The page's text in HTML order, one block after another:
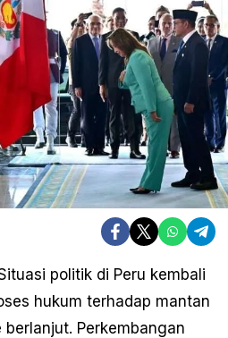
politik di Peru kembali
hukum terhadap mantan
berlanjut. Perkembangan